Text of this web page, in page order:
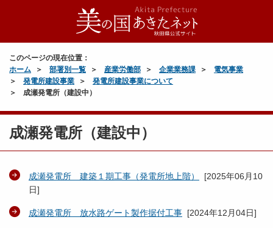
このページの現在位置：
ホーム
部署別一覧 産業労働部 企業業務課
電気事業
発電所建設事業
発電所建設事業について
成瀬発電所（建設中）
成瀬発電所（建設中）
成瀬発電所 建築１期工事（発電所地上階） [2025年06月10
日]
成瀬発電所 放水路ゲート製作据付工事 [2024年12月04日]